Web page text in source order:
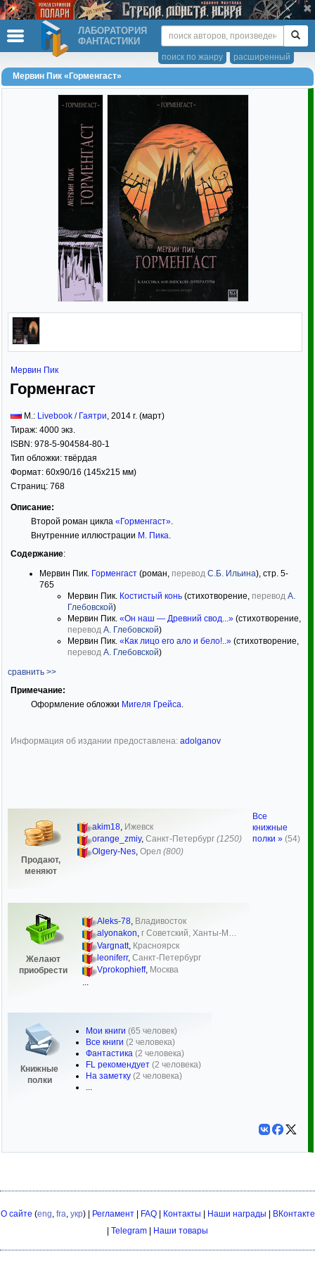
ЛАБОРАТОРИЯ
ФАНТАСТИКИ
расширенный
поиск по жанру
Мервин Пик «Горменгаст»
Мервин Пик
Горменгаст
М.: Livebook / Гаятри, 2014 г. (март)
Тираж: 4000 экз.
ISBN: 978-5-904584-80-1
Тип обложки: твёрдая
Формат: 60x90/16 (145x215 мм)
Страниц: 768
Описание:
Второй роман цикла «Горменгаст».
Внутренние иллюстрации М. Пика.
Содержание:
Мервин Пик. Горменгаст (роман, перевод С.Б. Ильина), стр. 5-
765
Мервин Пик. Костистый конь (стихотворение, перевод А.
Глебовской)
Мервин Пик. «Он наш — Древний свод...» (стихотворение,
перевод А. Глебовской)
Мервин Пик. «Как лицо его ало и бело!..» (стихотворение,
перевод А. Глебовской)
сравнить >>
Примечание:
Оформление обложки Мигеля Грейса.
Информация об издании предоставлена: adolganov
Продают,
меняют
akim18, Ижевск
orange_zmiy, Санкт-Петербург (1250)
Olgery-Nes Орел (800)
Желают
приобрести
Aleks-78, Владивосток
alyonakon, г Советский, Ханты-М…
Vargnatt, Красноярск
leoniferr, Санкт-Петербург
Vprokophieff, Москва
Книжные
полки
Мои книги (65 человек)
Все книги (2 человека)
Фантастика (2 человека)
FL рекомендует (2 человека)
На заметку (2 человека)
...
Все
книжные
полки » (54)
О сайте (eng, fra, укр) | Регламент| FAQ| Контакты Наши награды
ВКонтакте
Telegram Наши товары